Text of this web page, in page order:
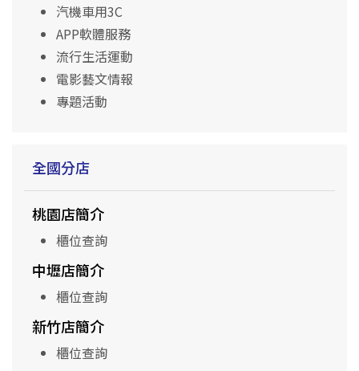
汽機車用3C
APP軟體服務
流行生活運動
電影藝文情報
專題活動
全國分店
桃園店簡介
櫃位查詢
中壢店簡介
櫃位查詢
新竹店簡介
櫃位查詢